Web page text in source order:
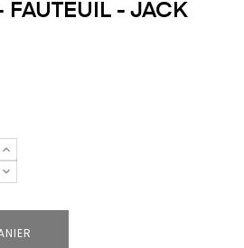
FAUTEUIL - JACK